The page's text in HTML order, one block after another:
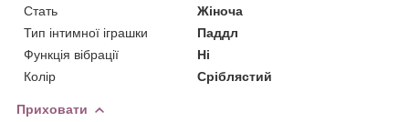
Стать
Жіноча
Тип інтимної іграшки
Паддл
Функція вібрації
Ні
Колір
Сріблястий
Приховати